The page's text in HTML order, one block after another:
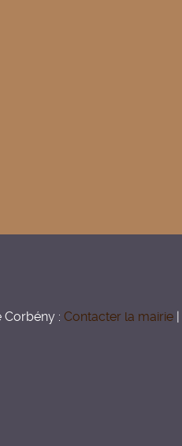
: Contacter la mairie |